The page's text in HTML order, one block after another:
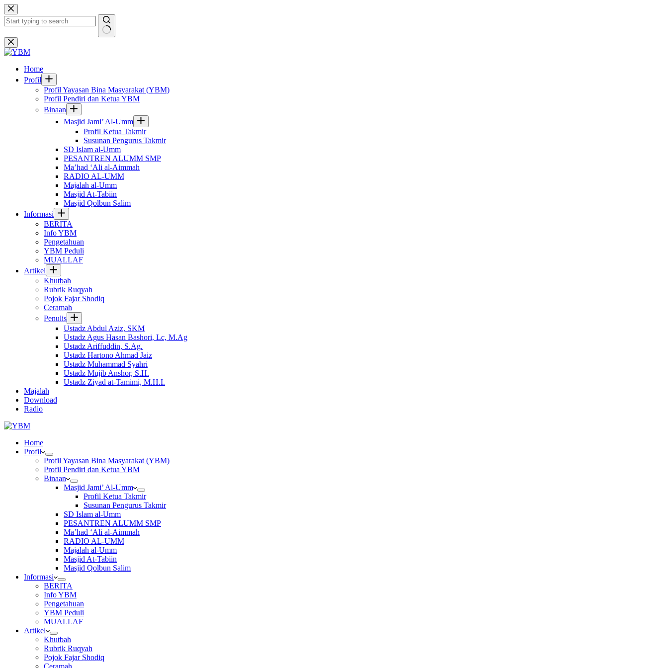
Skip
to
content
No
results
Home
Profil
Profil Yayasan Bina Masyarakat (YBM)
Profil Pendiri dan Ketua YBM
Binaan
Masjid Jami’ Al-Umm
Profil Ketua Takmir
Susunan Pengurus Takmir
SD Islam al-Umm
PESANTREN ALUMM SMP
Ma’had ‘Ali al-Aimmah
RADIO AL-UMM
Majalah al-Umm
Masjid At-Tabiin
Masjid Qolbun Salim
Informasi
BERITA
Info YBM
Pengetahuan
YBM Peduli
MUALLAF
Artikel
Khutbah
Rubrik Ruqyah
Pojok Fajar Shodiq
Ceramah
Penulis
Ustadz Abdul Aziz, SKM
Ustadz Agus Hasan Bashori, Lc, M.Ag
Ustadz Ariffuddin, S.Ag.
Ustadz Hartono Ahmad Jaiz
Ustadz Muhammad Syahri
Ustadz Mujib Anshor, S.H.
Ustadz Ziyad at-Tamimi, M.H.I.
Majalah
Download
Radio
Home
Profil
Profil Yayasan Bina Masyarakat (YBM)
Profil Pendiri dan Ketua YBM
Binaan
Masjid Jami’ Al-Umm
Profil Ketua Takmir
Susunan Pengurus Takmir
SD Islam al-Umm
PESANTREN ALUMM SMP
Ma’had ‘Ali al-Aimmah
RADIO AL-UMM
Majalah al-Umm
Masjid At-Tabiin
Masjid Qolbun Salim
Informasi
BERITA
Info YBM
Pengetahuan
YBM Peduli
MUALLAF
Artikel
Khutbah
Rubrik Ruqyah
Pojok Fajar Shodiq
Ceramah